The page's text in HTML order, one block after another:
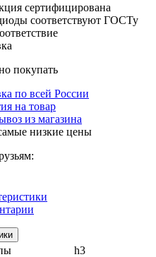
сертифицирована
соответствуют ГОСТу
покупать
по всей России
на товар
из магазина
низкие цены
:
h3